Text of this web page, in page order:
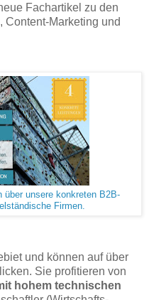
Fachartikel zu den
Content-Marketing und
über unsere konkreten B2B-
Firmen.
und können auf über
Sie profitieren von
hohem technischen